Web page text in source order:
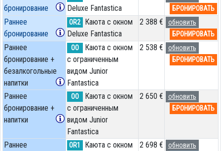
бронирование
Deluxe Fantastica
БРОНИРОВАТЬ
Раннее
бронирование
OR2
Каюта с окном
Deluxe Fantastica
2 388 €
обновить
БРОНИРОВАТЬ
Раннее
бронирование +
безалкогольные
напитки
OO
Каюта с окном
с ограниченным
видом Junior
Fantastica
2 538 €
обновить
БРОНИРОВАТЬ
Раннее
бронирование +
напитки
OO
Каюта с окном
с ограниченным
видом Junior
Fantastica
2 650 €
обновить
БРОНИРОВАТЬ
Раннее
OR1
Каюта с окном
2 698 €
обновить